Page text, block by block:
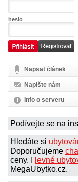
heslo
Napsat článek
Napište nám
Info o serveru
Podívejte se na
Hledáte si
Doporučujeme
ceny. I
levné
MegaUbytko.cz.